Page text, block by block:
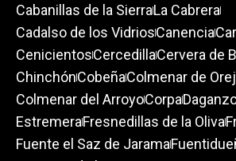
Cabanillas de la SierraLa Cabrera
Cadalso de los VidriosCanencia
CenicientosCercedillaCervera de
ChinchónCobeñaColmenar de
Colmenar del ArroyoCorpa
EstremeraFresnedillas de la Oliva
Fuente el Saz de Jarama